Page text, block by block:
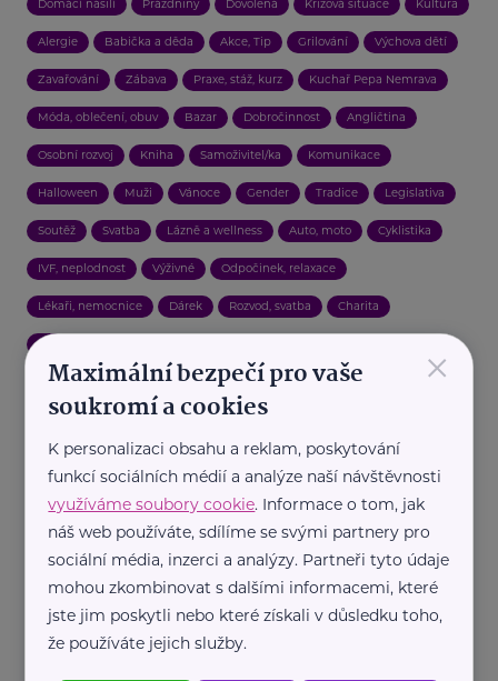
Domácí násilí Prázdniny Dovolená Krizová situace Kultura
Alergie Babička a děda Akce, Tip Grilování Výchova dětí
Zavařování Zábava Praxe, stáž, kurz Kuchař Pepa Nemrava
Móda, oblečení, obuv Bazar Dobročinnost Angličtina
Osobní rozvoj Kniha Samoživitel/ka Komunikace
Halloween Muži Vánoce Gender Tradice Legislativa
Soutěž Svatba Lázně a wellness Auto, moto Cyklistika
IVF, neplodnost Výživné Odpočinek, relaxace
Lékaři, nemocnice Dárek Rozvod, svatba Charita
Manželství ×
Maximální bezpečí pro vaše
soukromí a cookies
K personalizaci obsahu a reklam, poskytování
funkcí sociálních médií a analýze naší návštěvnosti
využíváme soubory cookie. Informace o tom, jak
náš web používáte, sdílíme se svými partnery pro
sociální média, inzerci a analýzy. Partneři tyto údaje
mohou zkombinovat s dalšími informacemi, které
jste jim poskytli nebo které získali v důsledku toho,
že používáte jejich služby.